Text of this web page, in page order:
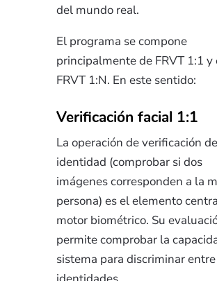
del mundo real.
El programa se compone
principalmente de FRVT 1:1 y
FRVT 1:N. En este sentido:
Verificación facial 1:1
La operación de verificación de
identidad (comprobar si dos
imágenes corresponden a la
persona) es el elemento
motor biométrico. Su
permite comprobar la
sistema para discriminar entre